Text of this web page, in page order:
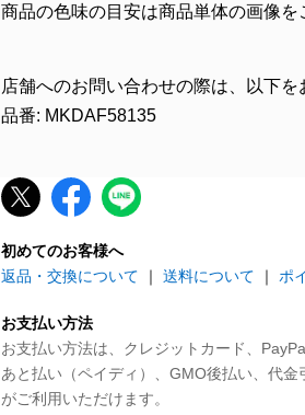
商品の色味の目安は商品単体の画像を
店舗へのお問い合わせの際は、以下を
品番: MKDAF58135
初めてのお客様へ
返品・交換について ｜ 送料について ｜ ポ
お支払い方法
お支払い方法は、クレジットカード、
あと払い（ペイディ）、GMO後払い、代金
がご利用いただけます。